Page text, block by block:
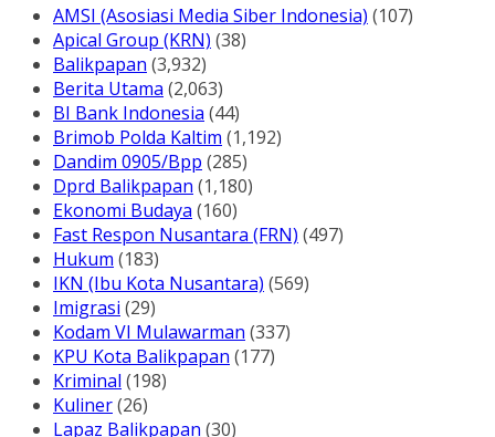
AMSI (Asosiasi Media Siber Indonesia) (107)
Apical Group (KRN) (38)
Balikpapan (3,932)
Berita Utama (2,063)
BI Bank Indonesia (44)
Brimob Polda Kaltim (1,192)
Dandim 0905/Bpp (285)
Dprd Balikpapan (1,180)
Ekonomi Budaya (160)
Fast Respon Nusantara (FRN) (497)
Hukum (183)
IKN (Ibu Kota Nusantara) (569)
Imigrasi (29)
Kodam VI Mulawarman (337)
KPU Kota Balikpapan (177)
Kriminal (198)
Kuliner(26)
Lapaz Balikpapan (30)